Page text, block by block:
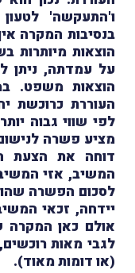
ו'התעקשה' לטעון
בנסיבות המקרה
הוצאות
על עמדתה, ניתן
הוצאות משפט.
העוררת כרוכשת
לפי שווי גבוה
מציע פשרה
דוחה את הצעת
המשיב, אזי
לסכום הפשרה
יידחה, זכאי
אולם כאן המקרה
לגבי מאות
(או דומות מאוד).